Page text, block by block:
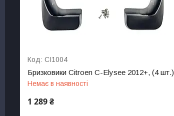
CI1004
Бризковики Citroen C-Elysee 2012+, (4 шт.)
Немає в наявності
1 289 ₴